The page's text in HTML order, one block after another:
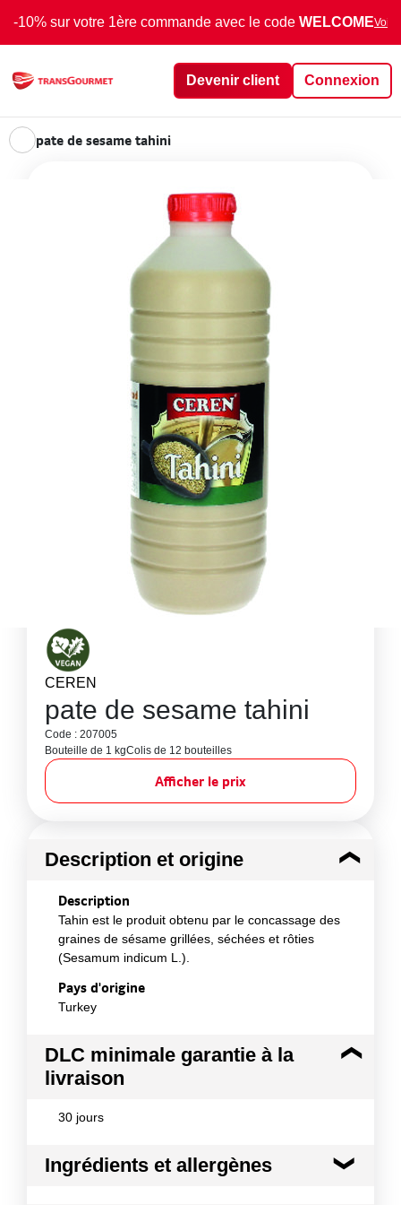
-10% sur votre 1ère commande avec le code WELCOMEVoir
Devenir client Connexion
pate de sesame tahini
CEREN
pate de sesame tahini
Code : 207005
Bouteille de 1 kgColis de 12 bouteilles
Afficher le prix
Description et origine
Description
Tahin est le produit obtenu par le concassage des
graines de sésame grillées, séchées et rôties
(Sesamum indicum L.).
Pays d'origine
Turkey
DLC minimale garantie à la
livraison
30 jours
Ingrédients et allergènes